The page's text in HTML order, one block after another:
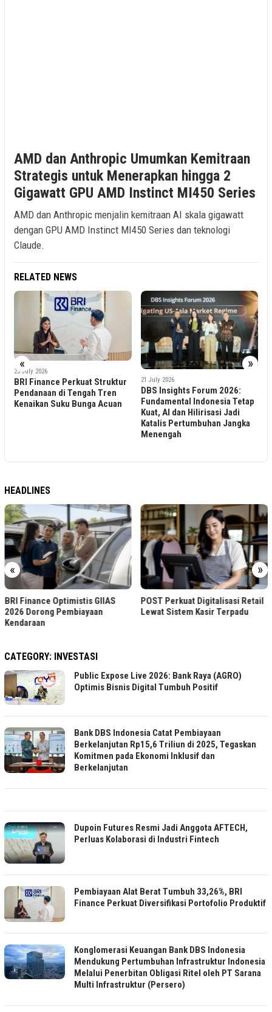
AMD dan Anthropic Umumkan Kemitraan
Strategis untuk Menerapkan hingga 2
Gigawatt GPU AMD Instinct MI450 Series
AMD dan Anthropic menjalin kemitraan AI skala gigawatt
dengan GPU AMD Instinct MI450 Series dan teknologi
Claude.
RELATED NEWS
« »
23 July 2026
BRI Finance Perkuat Struktur
Pendanaan di Tengah Tren
Kenaikan Suku Bunga Acuan
21 July 2026
DBS Insights Forum 2026:
Fundamental Indonesia Tetap
Kuat, AI dan Hilirisasi Jadi
Katalis Pertumbuhan Jangka
Menengah
HEADLINES
« »
BRI Finance Optimistis GIIAS
2026 Dorong Pembiayaan
Kendaraan
POST Perkuat Digitalisasi Retail
Lewat Sistem Kasir Terpadu
CATEGORY: INVESTASI
Public Expose Live 2026: Bank Raya (AGRO)
Optimis Bisnis Digital Tumbuh Positif
Bank DBS Indonesia Catat Pembiayaan
Berkelanjutan Rp15,6 Triliun di 2025, Tegaskan
Komitmen pada Ekonomi Inklusif dan
Berkelanjutan
Dupoin Futures Resmi Jadi Anggota AFTECH,
Perluas Kolaborasi di Industri Fintech
Pembiayaan Alat Berat Tumbuh 33,26%, BRI
Finance Perkuat Diversifikasi Portofolio Produktif
Konglomerasi Keuangan Bank DBS Indonesia
Mendukung Pertumbuhan Infrastruktur Indonesia
Melalui Penerbitan Obligasi Ritel oleh PT Sarana
Multi Infrastruktur (Persero)